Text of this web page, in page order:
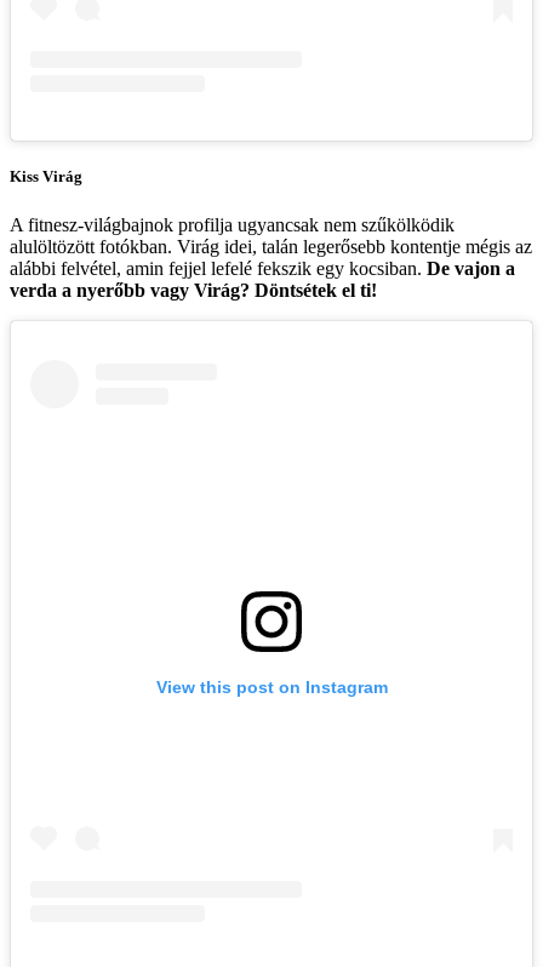
Kiss Virág
A fitnesz-világbajnok profilja ugyancsak nem szűkölködik
alulöltözött fotókban. Virág idei, talán legerősebb kontentje mégis az
alábbi felvétel, amin fejjel lefelé fekszik egy kocsiban. De vajon a
verda a nyerőbb vagy Virág? Döntsétek el ti!
View this post on Instagram